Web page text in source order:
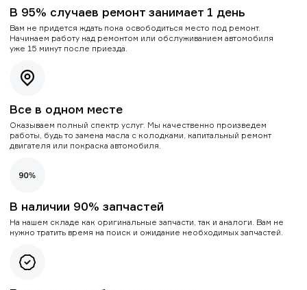
В 95% случаев ремонт занимает 1 день
Вам не придется ждать пока освободиться место под ремонт.
Начинаем работу над ремонтом или обслуживанием автомобиля
уже 15 минут после приезда.
Все в одном месте
Оказываем полный спектр услуг. Мы качественно произведем
работы, будь то замена масла с колодками, капитальный ремонт
двигателя или покраска автомобиля.
В наличии 90% запчастей
На нашем складе как оригинальные запчасти, так и аналоги. Вам не
нужно тратить время на поиск и ожидание необходимых запчастей.